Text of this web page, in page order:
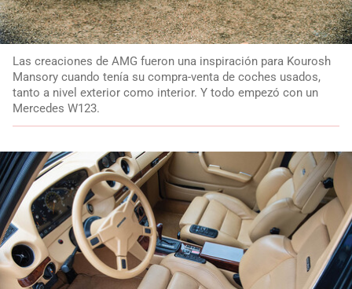
Las creaciones de AMG fueron una inspiración para Kourosh
Mansory cuando tenía su compra-venta de coches usados,
tanto a nivel exterior como interior. Y todo empezó con un
Mercedes W123.